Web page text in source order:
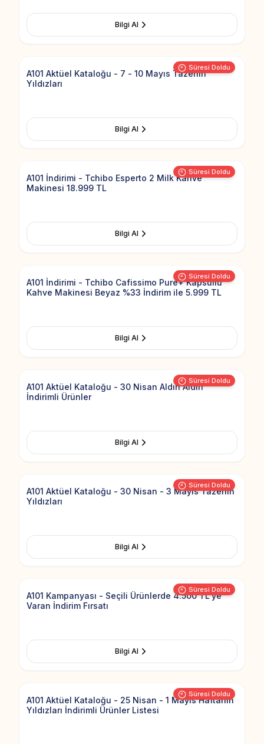
Bilgi Al
Süresi Doldu
Add to
A101 Aktüel Kataloğu - 7 - 10 Mayıs Tazenin
Yıldızları
Bilgi Al
Süresi Doldu
Add to
A101 İndirimi - Tchibo Esperto 2 Milk Kahve
Makinesi 18.999 TL
Bilgi Al
Süresi Doldu
Add to
A101 İndirimi - Tchibo Cafissimo Pure+ Kapsüllü
Kahve Makinesi Beyaz %33 İndirim ile 5.999 TL
Bilgi Al
Süresi Doldu
Add to
A101 Aktüel Kataloğu - 30 Nisan Aldın Aldın
İndirimli Ürünler
Bilgi Al
Süresi Doldu
Add to
A101 Aktüel Kataloğu - 30 Nisan - 3 Mayıs Tazenin
Yıldızları
Bilgi Al
Süresi Doldu
Add to
A101 Kampanyası - Seçili Ürünlerde 4.500 TL'ye
Varan İndirim Fırsatı
Bilgi Al
Süresi Doldu
Add to
A101 Aktüel Kataloğu - 25 Nisan - 1 Mayıs Haftanın
Yıldızları İndirimli Ürünler Listesi